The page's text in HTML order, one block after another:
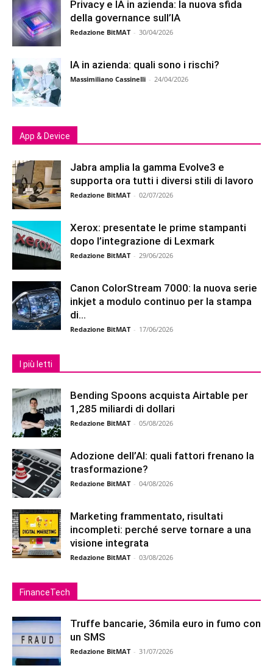
Privacy e IA in azienda: la nuova sfida
della governance sull’IA
Redazione BitMAT - 30/04/2026
IA in azienda: quali sono i rischi?
Massimiliano Cassinelli - 24/04/2026
App & Device
Jabra amplia la gamma Evolve3 e
supporta ora tutti i diversi stili di lavoro
Redazione BitMAT - 02/07/2026
Xerox: presentate le prime stampanti
dopo l’integrazione di Lexmark
Redazione BitMAT - 29/06/2026
Canon ColorStream 7000: la nuova serie
inkjet a modulo continuo per la stampa
di...
Redazione BitMAT - 17/06/2026
I più letti
Bending Spoons acquista Airtable per
1,285 miliardi di dollari
Redazione BitMAT - 05/08/2026
Adozione dell’AI: quali fattori frenano la
trasformazione?
Redazione BitMAT - 04/08/2026
Marketing frammentato, risultati
incompleti: perché serve tornare a una
visione integrata
Redazione BitMAT - 03/08/2026
FinanceTech
Truffe bancarie, 36mila euro in fumo con
un SMS
Redazione BitMAT - 31/07/2026